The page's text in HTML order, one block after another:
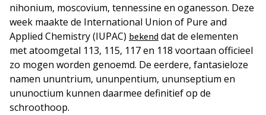
nihonium, moscovium, tennessine en oganesson. Deze
week maakte de International Union of Pure and
Applied Chemistry (IUPAC) bekend dat de elementen
met atoomgetal 113, 115, 117 en 118 voortaan officieel
zo mogen worden genoemd. De eerdere, fantasieloze
namen ununtrium, ununpentium, ununseptium en
ununoctium kunnen daarmee definitief op de
schroothoop.